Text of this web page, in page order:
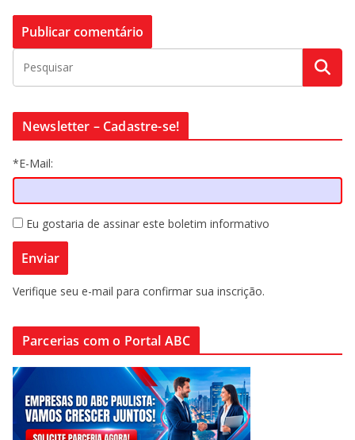
Newsletter – Cadastre-se!
*E-Mail:
Eu gostaria de assinar este boletim informativo
Verifique seu e-mail para confirmar sua inscrição.
Parcerias com o Portal ABC